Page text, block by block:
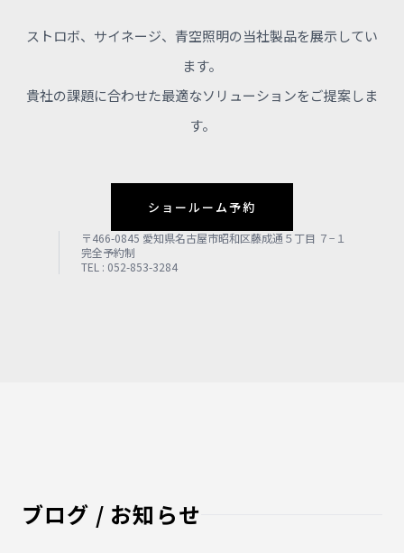
ストロボ、サイネージ、青空照明の当社製品を展示してい
ます。
貴社の課題に合わせた最適なソリューションをご提案しま
す。
ショールーム予約
〒466-0845 愛知県名古屋市昭和区藤成通５丁目 ７−１
完全予約制
TEL : 052-853-3284
ブログ / お知らせ